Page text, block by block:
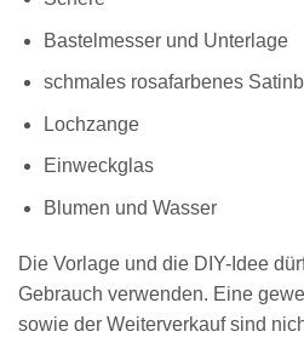
Bastelmesser und Unterlage
schmales rosafarbenes
Lochzange
Einweckglas
Blumen und Wasser
Die Vorlage und die DIY-Idee
Gebrauch verwenden. Eine
sowie der Weiterverkauf sind